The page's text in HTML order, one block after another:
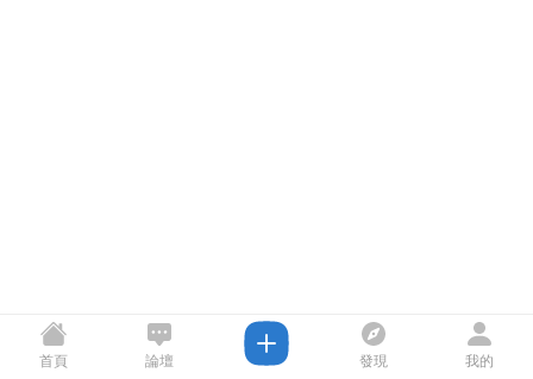
首頁 論壇 發現 我的